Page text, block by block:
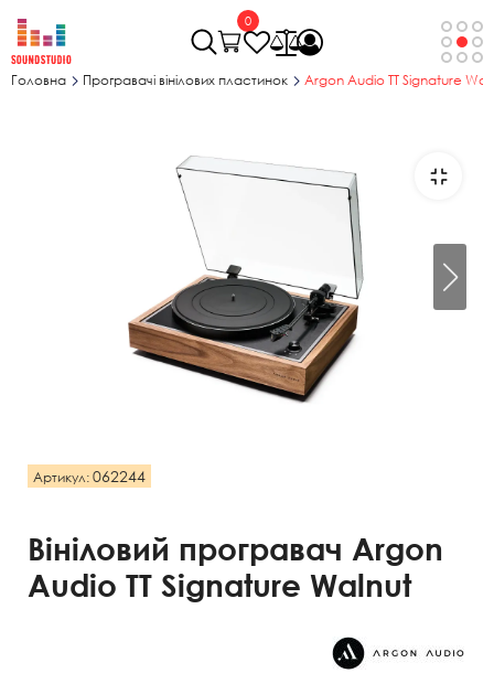
0
Головна Програвачі вінілових пластинок Argon Audio TT Signature
Артикул: 062244
Вініловий програвач Argon
Audio TT Signature Walnut